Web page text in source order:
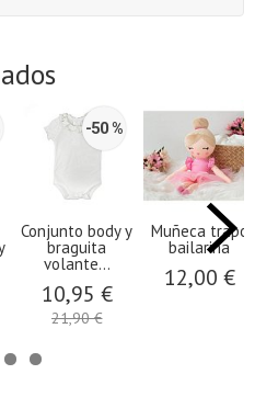
-50 %
Conjunto body y
braguita
volante...
10,95 €
21,90 €
Muñeca trapo
bailarina
12,00 €